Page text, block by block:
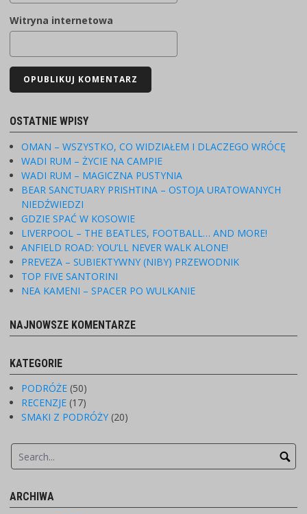
Witryna internetowa
OSTATNIE WPISY
OMAN – WSZYSTKO, CO WIDZIAŁEM I DLACZEGO WRÓCĘ
WADI RUM – ŻYCIE NA CAMPIE
WADI RUM – MAGICZNA PUSTYNIA
BEAR SANCTUARY PRISHTINA – OSTOJA URATOWANYCH
NIEDŹWIEDZI
GDZIE SPAĆ W KOSOWIE
LIVERPOOL – THE BEATLES, FOOTBALL… AND MORE!
ANFIELD ROAD: YOU’LL NEVER WALK ALONE!
PREVEZA – SUBIEKTYWNY (NIBY) PRZEWODNIK
TOP FIVE SANTORINI
NEA KAMENI – SPACER PO WULKANIE
NAJNOWSZE KOMENTARZE
KATEGORIE
PODRÓŻE(50)
RECENZJE(17)
SMAKI Z PODRÓŻY(20)
ARCHIWA